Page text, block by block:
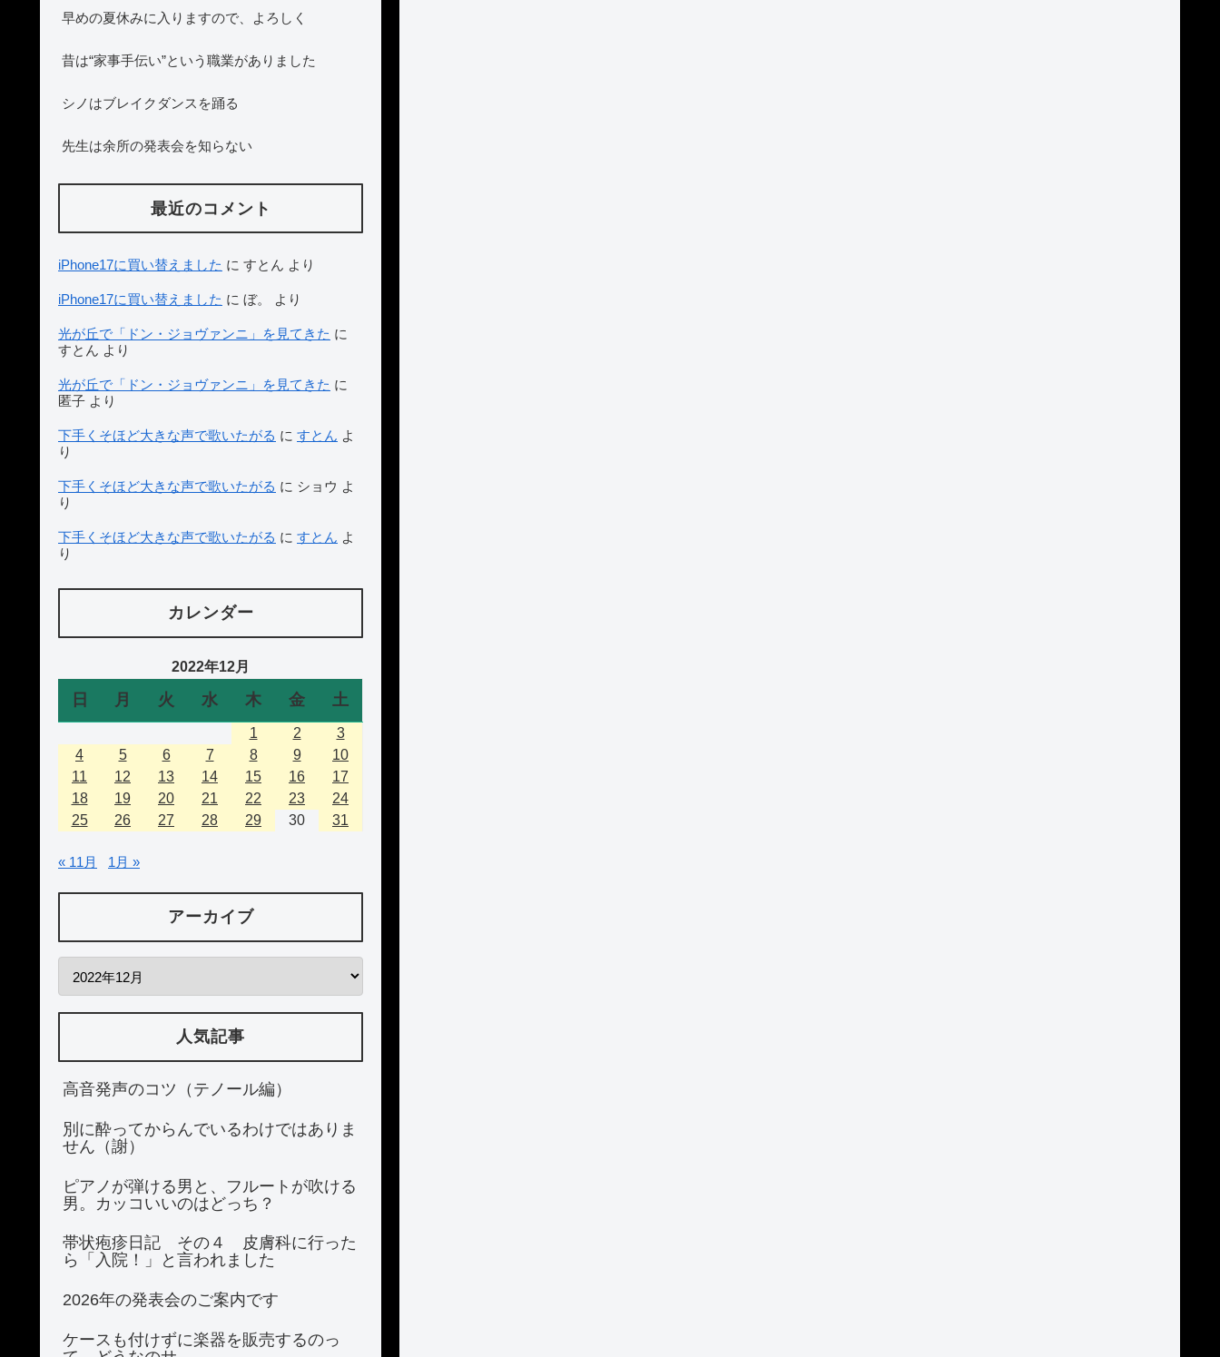
早めの夏休みに入りますので、よろしく
昔は“家事手伝い”という職業がありました
シノはブレイクダンスを踊る
先生は余所の発表会を知らない
最近のコメント
iPhone17に買い替えました に すとん より
iPhone17に買い替えました に ぼ。 より
光が丘で「ドン・ジョヴァンニ」を見てきた に
すとん より
光が丘で「ドン・ジョヴァンニ」を見てきた に
匿子 より
下手くそほど大きな声で歌いたがる に すとん よ
り
下手くそほど大きな声で歌いたがる に ショウ よ
り
下手くそほど大きな声で歌いたがる に すとん よ
り
カレンダー
2022年12月
日 月 火 水 木 金 土
1 2
3
4
5 6 7 8 9
10
11
12 13 14 15 16
17
18
19 20 21 22 23
24
25
26 27 28 29 30 31
« 11月 1月 »
アーカイブ
人気記事
高音発声のコツ（テノール編）
別に酔ってからんでいるわけではありま
せん（謝）
ピアノが弾ける男と、フルートが吹ける
男。カッコいいのはどっち？
帯状疱疹日記 その４ 皮膚科に行った
ら「入院！」と言われました
2026年の発表会のご案内です
ケースも付けずに楽器を販売するのっ